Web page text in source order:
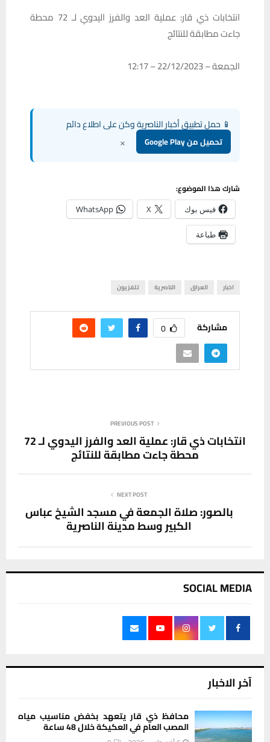
انتخابات ذي قار: عملية العد والفرز اليدوي لـ 72 محطة
جاءت مطابقة للنتائج
الجمعة – 22/12/2023 – 12:17
📱 حمل تطبيق أخبار الناصرية وكن على اطلاع دائم
تحميل من Google Play ×
شارك هذا الموضوع:
فيس بوك X
WhatsApp
طباعة
اخبار العراق الناصرية تلفزيون
مشاركة 0
PREVIOUS POST
انتخابات ذي قار: عملية العد والفرز اليدوي لـ 72
محطة جاءت مطابقة للنتائج
NEXT POST
بالصور: صلاة الجمعة في مسجد الشيخ عباس
الكبير وسط مدينة الناصرية
SOCIAL MEDIA
آخر الاخبار
محافظ ذي قار يتعهد بخفض مناسيب مياه
المصب العام في العكيكة خلال 48 ساعة